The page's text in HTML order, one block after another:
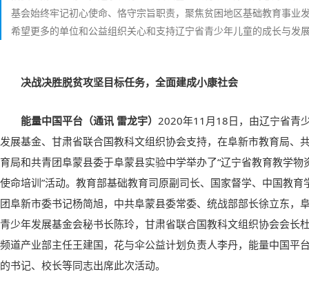
基会始终牢记初心使命、恪守宗旨职责，聚焦贫困地区基础教育事业
希望更多的单位和公益组织关心和支持辽宁省青少年儿童的成长与发
决战决胜脱贫攻坚目标任务，全面建成小康社会
能量中国平台（通讯 雷龙宇） 2020年11月18日，由辽宁省青
发展基金、甘肃省联合国教科文组织协会支持，在阜新市教育局、
育局和共青团阜蒙县委于阜蒙县实验中学举办了“辽宁省教育教学
使命培训”活动。教育部基础教育司原副司长、国家督学、中国教
团阜新市委书记杨简旭，中共阜蒙县委常委、统战部部长徐立东，
青少年发展基金会秘书长陈玲，甘肃省联合国教科文组织协会会长
频道产业部主任王建国，花与伞公益计划负责人李丹，能量中国平
的书记、校长等同志出席此次活动。